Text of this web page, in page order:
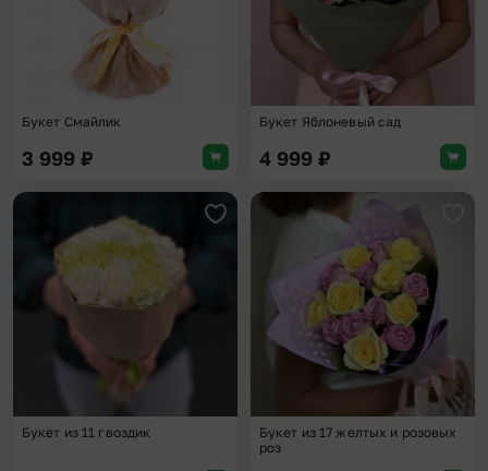
Букет Смайлик
3 999 ₽
Букет Яблоневый сад
4 999 ₽
Букет из 11 гвоздик
Букет из 17 желтых и розовых
роз